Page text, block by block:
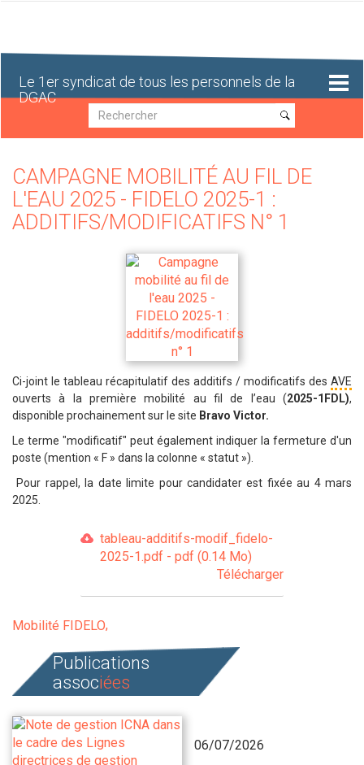
Le 1er syndicat de tous les personnels de la
DGAC
Recherche
Recherche
CAMPAGNE MOBILITÉ AU FIL DE
L'EAU 2025 - FIDELO 2025-1 :
ADDITIFS/MODIFICATIFS N° 1
Ci-joint le tableau récapitulatif des additifs / modificatifs des AVE
ouverts à la première mobilité au fil de l’eau (2025-1FDL),
disponible prochainement sur le site Bravo Victor.
Le terme "modificatif" peut également indiquer la fermeture d'un
poste (mention « F » dans la colonne « statut »).
Pour rappel, la date limite pour candidater est fixée au 4 mars
2025.
tableau-additifs-modif_fidelo-
2025-1.pdf - pdf (0.14 Mo)
Télécharger
Mobilité FIDELO
Publications
associées
06/07/2026